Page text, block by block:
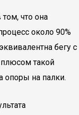
что она
около 90%
бегу с
такой
опоры на палки.